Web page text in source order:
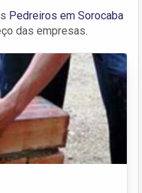
Pedreiros em Sorocaba
das empresas.